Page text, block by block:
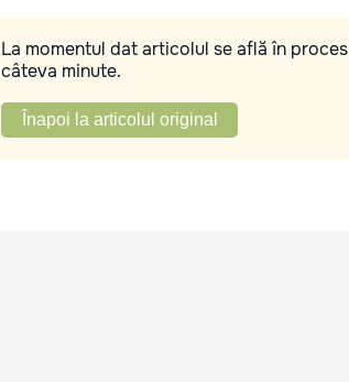
La momentul dat articolul se află în
câteva minute.
Înapoi la articolul original